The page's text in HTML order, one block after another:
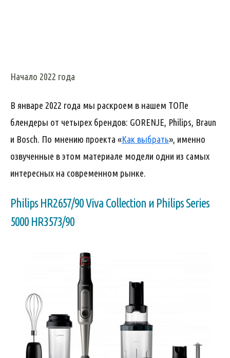
Начало 2022 года
В январе 2022 года мы раскроем в нашем ТОПе
блендеры от четырех брендов: GORENJE, Philips, Braun
и Bosch. По мнению проекта «Как выбрать», именно
озвученные в этом материале модели одни из самых
интересных на современном рынке.
Philips HR2657/90 Viva Collection и Philips Series
5000 HR3573/90